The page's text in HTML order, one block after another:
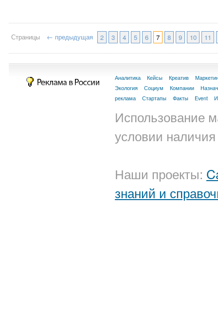
Страницы ← предыдущая 2 3 4 5 6 7 8 9 10 11
Аналитика Кейсы Креатив
Экология
Социум Компании
реклама
Стартапы Факты Event
Использование
условии
Наши проекты:
знаний и